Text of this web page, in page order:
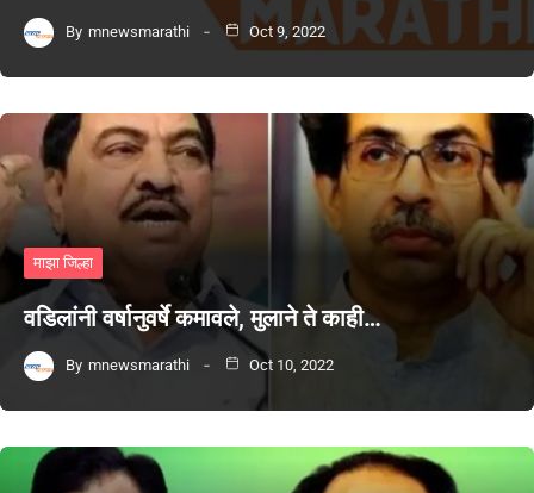
By mnewsmarathi Oct 9, 2022
माझा जिल्हा
वडिलांनी वर्षानुवर्षे कमावले, मुलाने ते काही…
By mnewsmarathi Oct 10, 2022